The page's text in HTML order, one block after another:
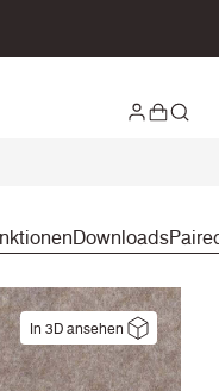
Downloads
In 3D ansehen